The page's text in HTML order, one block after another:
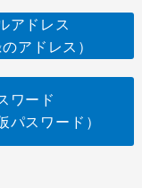
アドレス
のアドレス）
ワード
パスワード）